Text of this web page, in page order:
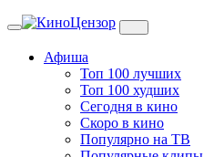
Toggle
Афиша
Топ 100 лучших
Топ 100 худших
Сегодня в кино
Скоро в кино
Популярно на ТВ